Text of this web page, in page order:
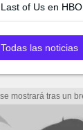
of Us en HBO
Todas las noticias